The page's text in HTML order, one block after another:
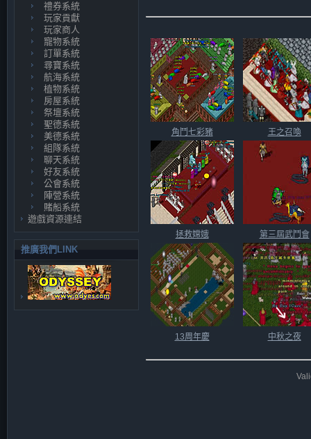
禮券系統
玩家貢獻
玩家商人
寵物系統
訂單系統
尋寶系統
航海系統
植物系統
房屋系統
祭壇系統
聖德系統
美德系統
組隊系統
聊天系統
好友系統
公會系統
陣營系統
賭船系統
遊戲資源連結
推廣我們LINK
角鬥七彩豬 王之召喚
拯救嫦娥 第三屆武鬥會
13周年慶 中秋之夜